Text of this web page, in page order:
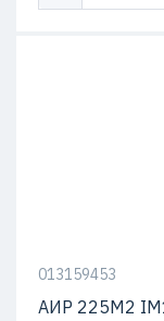
013159453
АИР 225М2